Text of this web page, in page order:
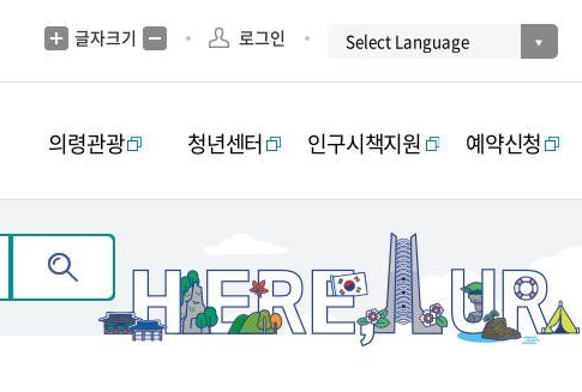
글자크기 로그인
의령관광 청년센터 인구시책지원 예약신청